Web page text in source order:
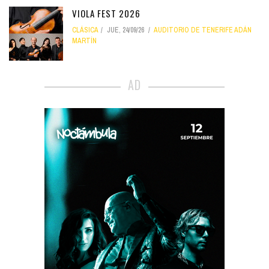
VIOLA FEST 2026
CLÁSICA JUE, 24/09/26
AUDITORIO DE TENERIFE ADÁN
MARTÍN
AD